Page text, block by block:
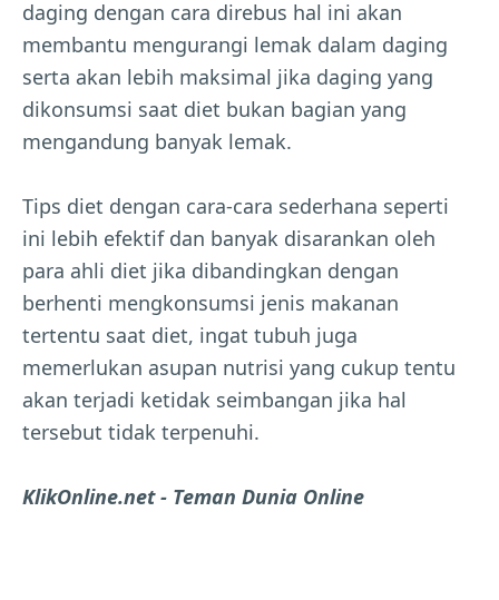
daging dengan cara direbus hal ini akan
membantu mengurangi lemak dalam daging
serta akan lebih maksimal jika daging yang
dikonsumsi saat diet bukan bagian yang
mengandung banyak lemak.
Tips diet dengan cara-cara sederhana seperti
ini lebih efektif dan banyak disarankan oleh
para ahli diet jika dibandingkan dengan
berhenti mengkonsumsi jenis makanan
tertentu saat diet, ingat tubuh juga
memerlukan asupan nutrisi yang cukup tentu
akan terjadi ketidak seimbangan jika hal
tersebut tidak terpenuhi.
KlikOnline.net - Teman Dunia Online